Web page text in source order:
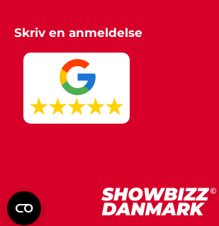
Skriv en anmeldelse